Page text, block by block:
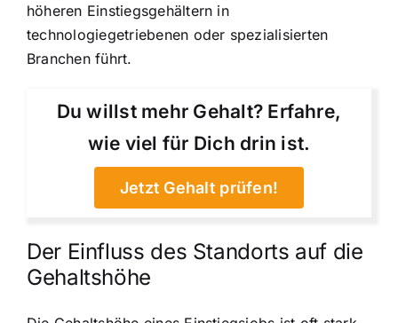
höheren Einstiegsgehältern in
technologiegetriebenen oder spezialisierten
Branchen führt.
Du willst mehr Gehalt? Erfahre,
wie viel für Dich drin ist.
Jetzt Gehalt prüfen!
Der Einfluss des Standorts auf die
Gehaltshöhe